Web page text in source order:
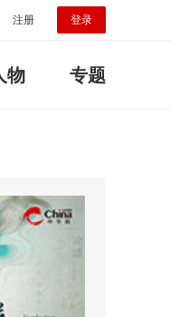
注册 登录
物 专题